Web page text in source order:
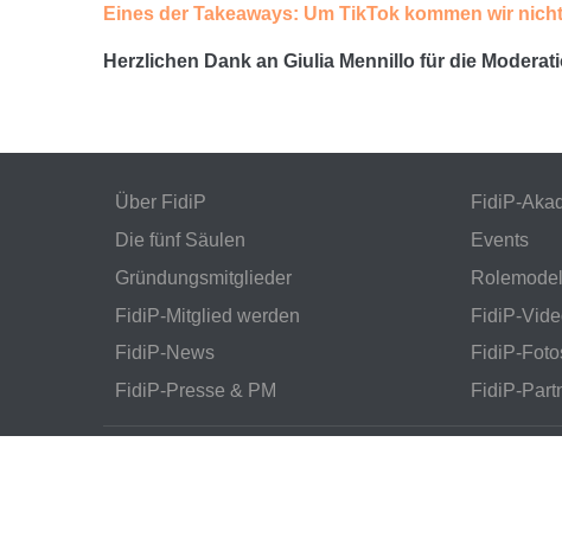
Eines der Takeaways: Um TikTok kommen wir
Herzlichen Dank an Giulia Mennillo für die
Über FidiP
Die fünf Säulen
Gründungsmitglieder
FidiP-Mitglied werden
FidiP-News
FidiP-Presse & PM
FidiP-
Events
FidiP-
FidiP-
FidiP-